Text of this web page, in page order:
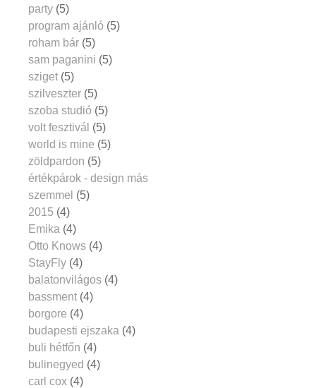
party (5)
program ajánló (5)
roham bár (5)
sam paganini (5)
sziget (5)
szilveszter (5)
szoba studió (5)
volt fesztivál (5)
world is mine (5)
zöldpardon (5)
értékpárok - design más
szemmel (5)
2015 (4)
Emika (4)
Otto Knows (4)
StayFly (4)
balatonvilágos (4)
bassment (4)
borgore (4)
budapesti ejszaka (4)
buli hétfőn (4)
bulinegyed (4)
carl cox (4)